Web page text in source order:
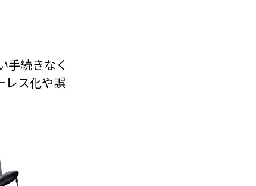
手続きなく
レス化や誤